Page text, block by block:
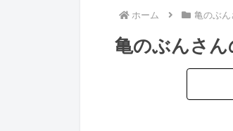
ホーム 亀のぶん
亀のぶんさ